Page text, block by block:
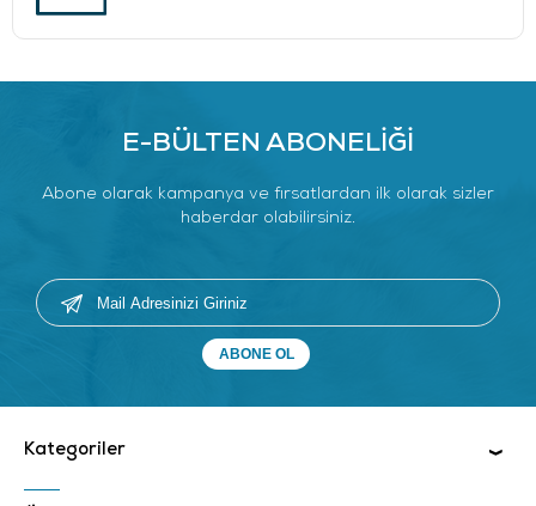
E-BÜLTEN ABONELİĞİ
Abone olarak kampanya ve fırsatlardan ilk olarak sizler
haberdar olabilirsiniz.
Kategoriler